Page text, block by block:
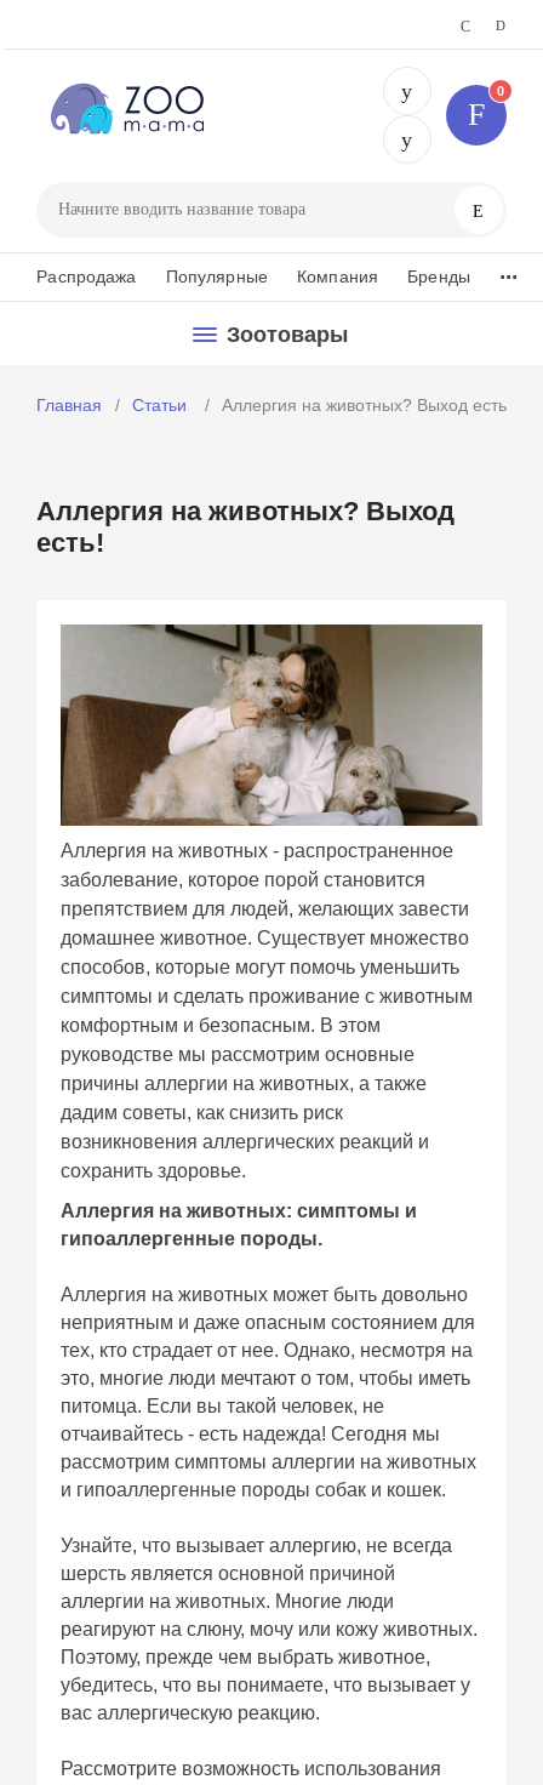
+375 29
0
Распродажа Популярные Компания Бренды ...
Зоотовары
Главная Статьи Аллергия на животных? Выход есть!
Аллергия на животных? Выход
есть!
Аллергия на животных - распространенное
заболевание, которое порой становится
препятствием для людей, желающих завести
домашнее животное. Существует множество
способов, которые могут помочь уменьшить
симптомы и сделать проживание с животным
комфортным и безопасным. В этом
руководстве мы рассмотрим основные
причины аллергии на животных, а также
дадим советы, как снизить риск
возникновения аллергических реакций и
сохранить здоровье.
Аллергия на животных: симптомы и
гипоаллергенные породы.
Аллергия на животных может быть довольно
неприятным и даже опасным состоянием для
тех, кто страдает от нее. Однако, несмотря на
это, многие люди мечтают о том, чтобы иметь
питомца. Если вы такой человек, не
отчаивайтесь - есть надежда! Сегодня мы
рассмотрим симптомы аллергии на животных
и гипоаллергенные породы собак и кошек.
Узнайте, что вызывает аллергию, не всегда
шерсть является основной причиной
аллергии на животных. Многие люди
реагируют на слюну, мочу или кожу животных.
Поэтому, прежде чем выбрать животное,
убедитесь, что вы понимаете, что вызывает у
вас аллергическую реакцию.
Рассмотрите возможность использования